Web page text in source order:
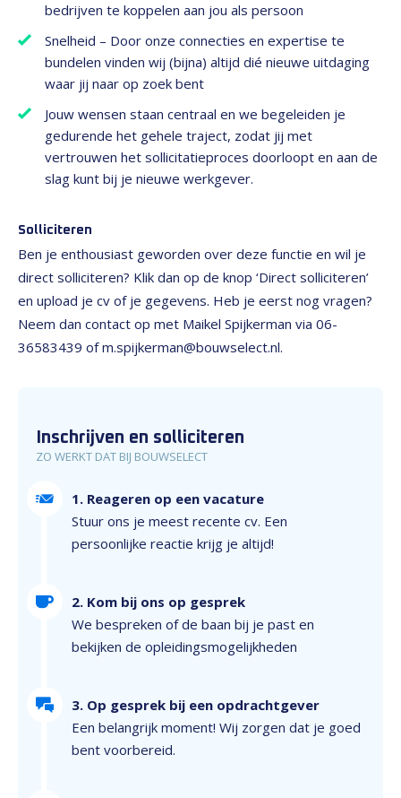
bedrijven te koppelen aan jou als persoon
Snelheid – Door onze connecties en expertise te
bundelen vinden wij (bijna) altijd dié nieuwe uitdaging
waar jij naar op zoek bent
Jouw wensen staan centraal en we begeleiden je
gedurende het gehele traject, zodat jij met
vertrouwen het sollicitatieproces doorloopt en aan de
slag kunt bij je nieuwe werkgever.
Solliciteren
Ben je enthousiast geworden over deze functie en wil je
direct solliciteren? Klik dan op de knop ‘Direct solliciteren’
en upload je cv of je gegevens. Heb je eerst nog vragen?
Neem dan contact op met Maikel Spijkerman via 06-
36583439 of m.spijkerman@bouwselect.nl.
Inschrijven en solliciteren
ZO WERKT DAT BIJ BOUWSELECT
1. Reageren op een vacature
Stuur ons je meest recente cv. Een
persoonlijke reactie krijg je altijd!
2. Kom bij ons op gesprek
We bespreken of de baan bij je past en
bekijken de opleidingsmogelijkheden
3. Op gesprek bij een opdrachtgever
Een belangrijk moment! Wij zorgen dat je goed
bent voorbereid.